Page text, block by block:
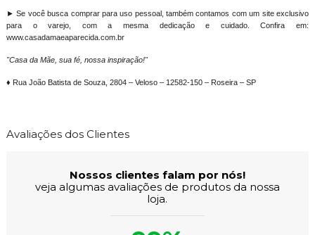
► Se você busca comprar para uso pessoal, também contamos com um site exclusivo
para o varejo, com a mesma dedicação e cuidado. Confira em:
www.casadamaeaparecida.com.br
"Casa da Mãe, sua fé, nossa inspiração!"
♦ Rua João Batista de Souza, 2804 – Veloso – 12582-150 – Roseira – SP
Avaliações dos Clientes
Nossos clientes falam por nós!
veja algumas avaliações de produtos da nossa
loja.